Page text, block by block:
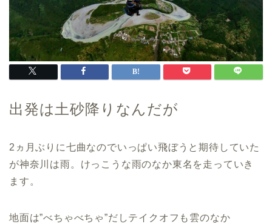
出発は土砂降りなんだが
2ヵ月ぶりに七曲なのでいっぱい飛ぼうと期待していた
が神奈川は雨。けっこうな雨のなか東名を走っていき
ます。
地面は”べちゃべちゃ”だしテイクオフも雲のなか